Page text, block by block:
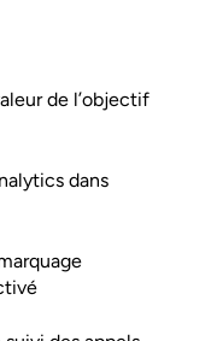
de l’objectif
dans